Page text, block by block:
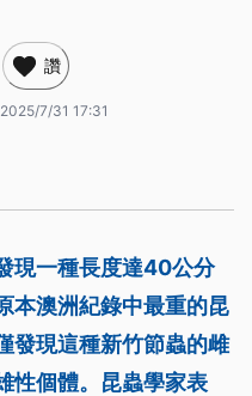
讚
2025/7/31 17:31
現一種長度達40公分
本澳洲紀錄中最重的昆
發現這種新竹節蟲的雌
性個體。昆蟲學家表